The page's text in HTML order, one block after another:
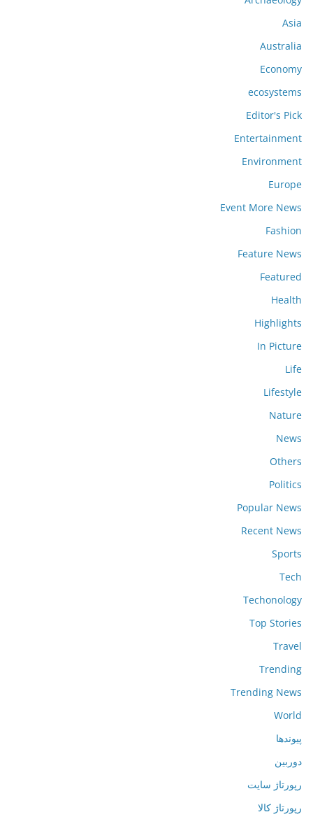
Asia
Australia
Economy
ecosystems
Editor's Pick
Entertainment
Environment
Europe
Event More News
Fashion
Feature News
Featured
Health
Highlights
In Picture
Life
Lifestyle
Nature
News
Others
Politics
Popular News
Recent News
Sports
Tech
Techonology
Top Stories
Travel
Trending
Trending News
World
پیوندها
دوربین
رپورتاژ سایت
رپورتاژ کالا